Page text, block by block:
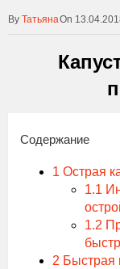
ТатьянаOn
Содержание
1 Острая
1.1
1.2
2 Быстрая